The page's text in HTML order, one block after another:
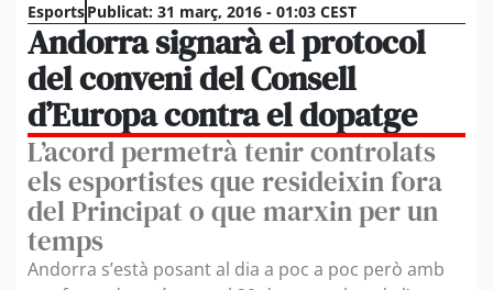
EsportsPublicat: 31 març, 2016 - 01:03 CEST
Andorra signarà el protocol
del conveni del Consell
d’Europa contra el dopatge
L’acord permetrà tenir controlats
els esportistes que resideixin fora
del Principat o que marxin per un
temps
Andorra s’està posant al dia a poc a poc però amb